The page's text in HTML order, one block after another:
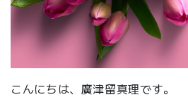
こんにちは、廣津留真理です。